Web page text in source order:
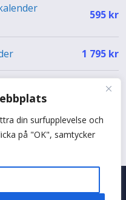
din surfupplevelse och
på "OK", samtycker
595 kr
1 795 kr
499kr